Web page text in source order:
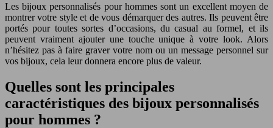
Les bijoux personnalisés pour hommes sont un excellent moyen de
montrer votre style et de vous démarquer des autres. Ils peuvent être
portés pour toutes sortes d’occasions, du casual au formel, et ils
peuvent vraiment ajouter une touche unique à votre look. Alors
n’hésitez pas à faire graver votre nom ou un message personnel sur
vos bijoux, cela leur donnera encore plus de valeur.
Quelles sont les principales
caractéristiques des bijoux personnalisés
pour hommes ?